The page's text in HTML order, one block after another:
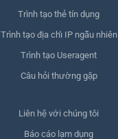
Trình tạo thẻ tín dụng
Trình tạo địa chỉ IP ngẫu nhiên
Trình tạo Useragent
Câu hỏi thường gặp
Liên hệ với chúng tôi
Báo cáo lạm dụng